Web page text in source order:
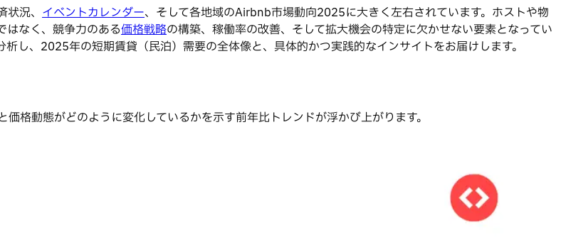
況、 イベントカレンダー、そして各地域のAirbnb市場動向2025に大きく左右されています。ホストや物
はなく、競争力のある価格戦略の構築、稼働率の改善、そして拡大機会の特定に欠かせない要素となってい
し、2025年の短期賃貸（民泊）需要の全体像と、具体的かつ実践的なインサイトをお届けします。
格動態がどのように変化しているかを示す前年比トレンドが浮かび上がります。